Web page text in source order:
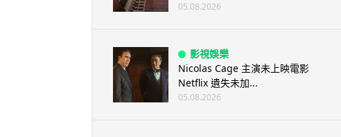
05.08.2026
影視娛樂
Nicolas Cage 主演未上映電影
Netflix 遺失未加...
05.08.2026